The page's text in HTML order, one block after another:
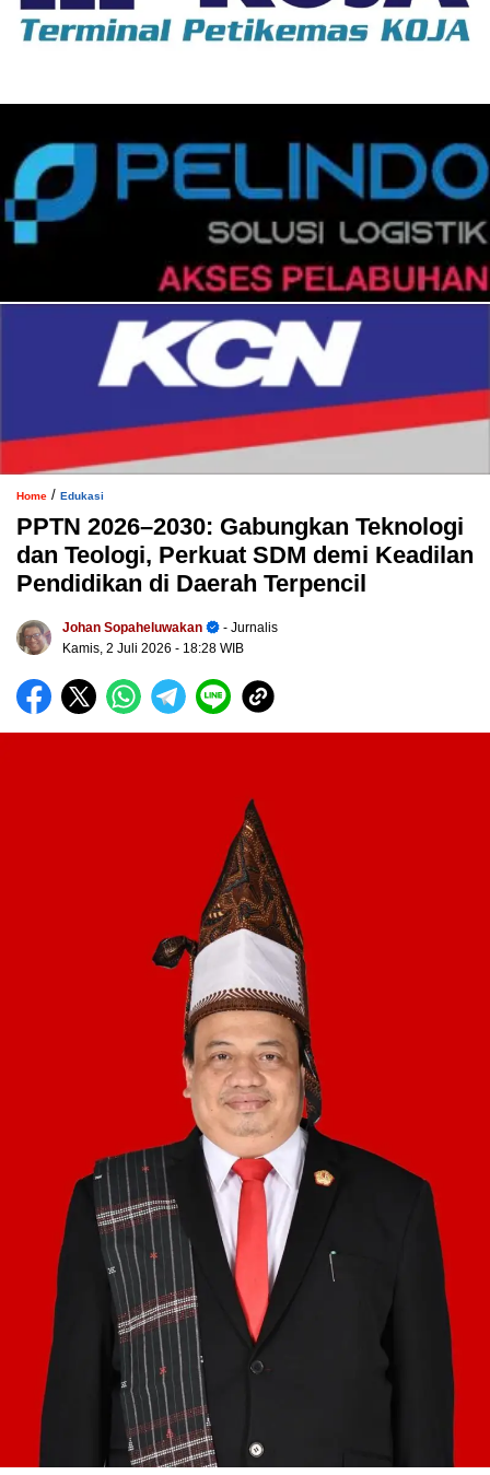
Home / Edukasi
PPTN 2026–2030: Gabungkan Teknologi
dan Teologi, Perkuat SDM demi Keadilan
Pendidikan di Daerah Terpencil
Johan Sopaheluwakan
- Jurnalis
Kamis, 2 Juli 2026 - 18:28 WIB